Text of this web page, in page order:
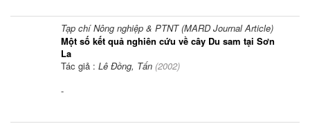
Tạp chí Nông nghiệp & PTNT (MARD Journal Article)
Một số kết quả nghiên cứu về cây Du sam tại Sơn
La
Tác giả : Lê Đồng, Tấn (2002)
-